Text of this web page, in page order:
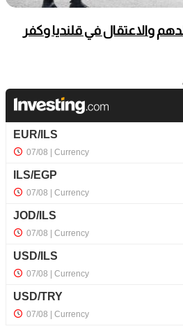
والاعتقال في قلنديا وكفر